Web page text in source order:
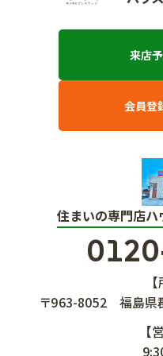
来店
会員登
住まいの専門店
〒963-8052
福島県
【